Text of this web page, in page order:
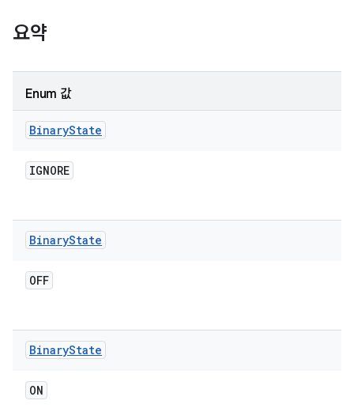
요약
Enum 값
BinaryState
IGNORE
BinaryState
OFF
BinaryState
ON